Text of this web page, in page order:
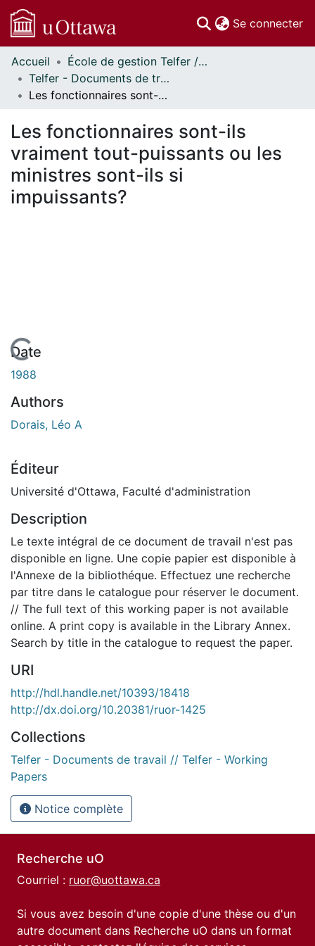
Se connecter
Communautés
et collections
Parcourir
À propos
Accueil
École de gestion Telfer // Telfer School of Management
Telfer - Documents de travail // Telfer - Working Papers
Les fonctionnaires sont-ils vraiment tout-puissants ou les ministres sont-ils si impuissants?
Les fonctionnaires sont-ils
vraiment tout-puissants ou les
ministres sont-ils si
impuissants?
En cours de chargement...
Date
1988
Authors
Dorais, Léo A
Éditeur
Université d'Ottawa, Faculté d'administration
Description
Le texte intégral de ce document de travail n'est pas
disponible en ligne. Une copie papier est disponible à
l'Annexe de la bibliothéque. Effectuez une recherche
par titre dans le catalogue pour réserver le document.
// The full text of this working paper is not available
online. A print copy is available in the Library Annex.
Search by title in the catalogue to request the paper.
URI
http://hdl.handle.net/10393/18418
http://dx.doi.org/10.20381/ruor-1425
Collections
Telfer - Documents de travail // Telfer - Working
Papers
Notice complète
Recherche uO
Courriel : ruor@uottawa.ca
Si vous avez besoin d'une copie d'une thèse ou d'un
autre document dans Recherche uO dans un format